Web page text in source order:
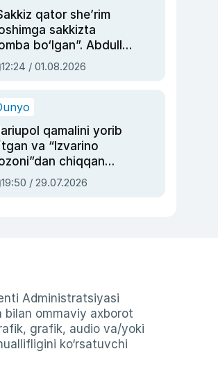
qator she’rim
sakkizta
bo‘lgan”. Abdulla
siyosiy
asrab
12:24 / 01.08.2026
qamalini yorib
va “Izvarino
chiqqan
— Ukraina
bosh
19:50 / 29.07.2026
Administratsiyasi
bilan ommaviy axborot
grafik, audio va/yoki
ko‘rsatuvchi